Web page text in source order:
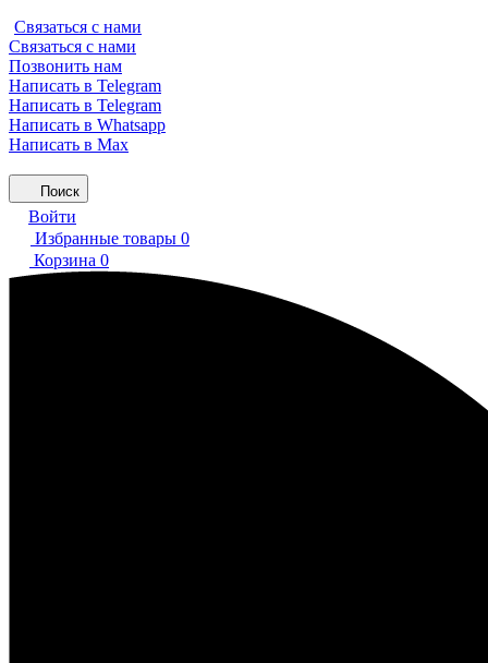
Связаться с нами
Связаться с нами
Позвонить нам
Написать в Telegram
Написать в Telegram
Написать в Whatsapp
Написать в Max
Поиск
Войти
Избранные товары 0
Корзина 0